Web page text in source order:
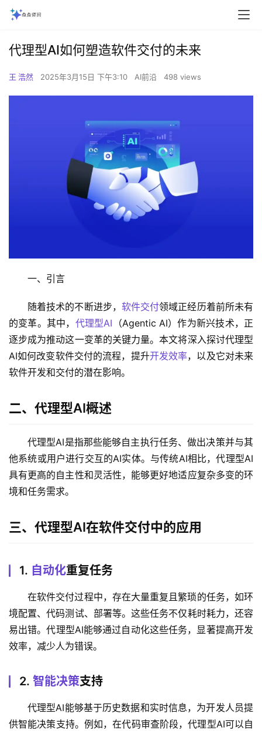
代理型AI如何塑造软件交付的未来
王 浩然 2025年3月15日 下午3:10 AI前沿 498 views
一、引言
随着技术的不断进步， 软件交付领域正经历着前所未有
的变革。其中， 代理型AI （Agentic AI）作为新兴技术，正
逐步成为推动这一变革的关键力量。本文将深入探讨代理型
AI如何改变软件交付的流程，提升开发效率，以及它对未来
软件开发和交付的潜在影响。
二、代理型AI概述
代理型AI是指那些能够自主执行任务、做出决策并与其
他系统或用户进行交互的AI实体。与传统AI相比，代理型AI
具有更高的自主性和灵活性，能够更好地适应复杂多变的环
境和任务需求。
三、代理型AI在软件交付中的应用
1. 自动化重复任务
在软件交付过程中，存在大量重复且繁琐的任务，如环
境配置、代码测试、部署等。这些任务不仅耗时耗力，还容
易出错。代理型AI能够通过自动化这些任务，显著提高开发
效率，减少人为错误。
2. 智能决策支持
代理型AI能够基于历史数据和实时信息，为开发人员提
供智能决策支持。例如，在代码审查阶段，代理型AI可以自